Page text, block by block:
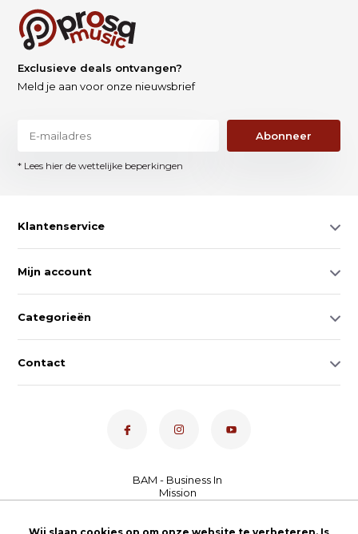
Exclusieve deals ontvangen?
Meld je aan voor onze nieuwsbrief
Abonneer
* Lees hier de wettelijke beperkingen
Klantenservice
Mijn account
Categorieën
Contact
Dé toetsenspecialist van